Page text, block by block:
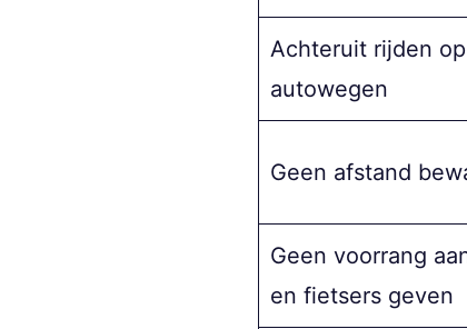
Achteruit rijden
autowegen
Geen afstand
Geen voorrang
en fietsers geven